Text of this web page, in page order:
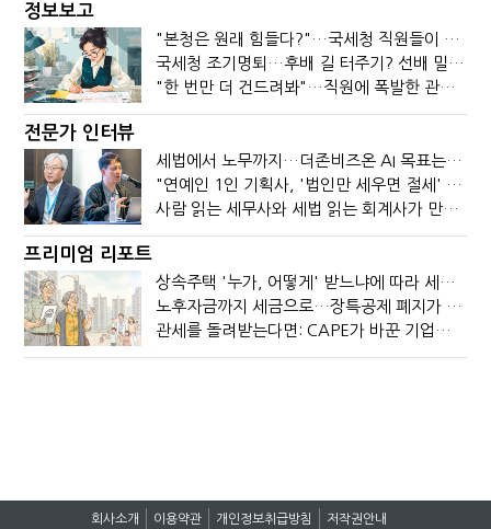
정보보고
"본청은 원래 힘들다?"…국세청 직원들이 떠나는 이유
국세청 조기명퇴…후배 길 터주기? 선배 밀어내기?
"한 번만 더 건드려봐"…직원에 폭발한 관세청장, 왜?
전문가 인터뷰
세법에서 노무까지…더존비즈온 AI 목표는 '전문가의 시간'
"연예인 1인 기획사, '법인만 세우면 절세' 시대 끝났다"
사람 읽는 세무사와 세법 읽는 회계사가 만나면?
프리미엄 리포트
상속주택 '누가, 어떻게' 받느냐에 따라 세금이 달라진다
노후자금까지 세금으로…장특공제 폐지가 부를 조세의 역설
관세를 돌려받는다면: CAPE가 바꾼 기업의 현금흐름
회사소개 이용약관 개인정보취급방침 저작권안내